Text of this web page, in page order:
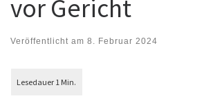
vor Gericht
Veröffentlicht am 8. Februar 2024